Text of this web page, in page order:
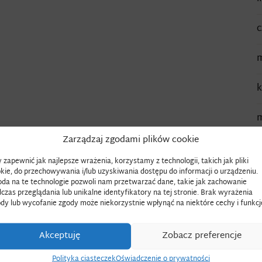
Zarządzaj zgodami plików cookie
zapewnić jak najlepsze wrażenia, korzystamy z technologii, takich jak pliki
do przechowywania i/lub uzyskiwania dostępu do informacji o urządzeniu.
na te technologie pozwoli nam przetwarzać dane, takie jak zachowanie
przeglądania lub unikalne identyfikatory na tej stronie. Brak wyrażenia
lub wycofanie zgody może niekorzystnie wpłynąć na niektóre cechy i
Akceptuję Zobacz preferencje
Polityka ciasteczekOświadczenie o prywatności